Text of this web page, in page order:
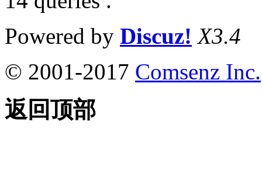
Powered by Discuz! X3.4
© 2001-2017 Comsenz Inc.
返回顶部